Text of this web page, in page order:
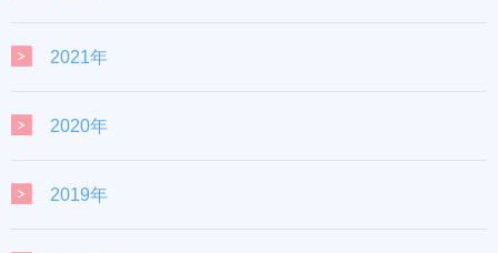
2021年
2020年
2019年